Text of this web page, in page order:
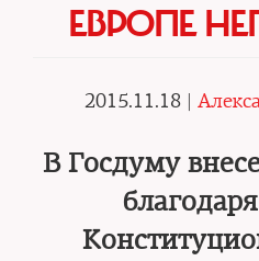
ЕВРОПЕ
2015.11.18 |
В Госдуму